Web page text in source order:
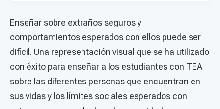
Enseñar sobre extraños seguros y
comportamientos esperados con ellos puede ser
difícil. Una representación visual que se ha utilizado
con éxito para enseñar a los estudiantes con TEA
sobre las diferentes personas que encuentran en
sus vidas y los límites sociales esperados con